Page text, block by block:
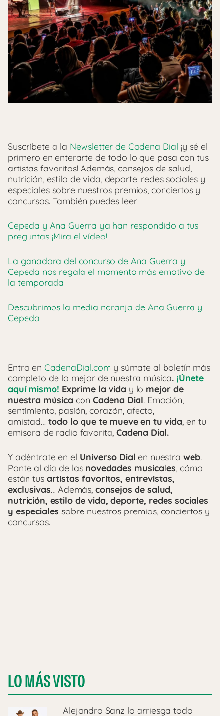
Suscríbete a la Newsletter de Cadena Dial ¡y sé el
primero en enterarte de todo lo que pasa con tus
artistas favoritos! Además, consejos de salud,
nutrición, estilo de vida, deporte, redes sociales y
especiales sobre nuestros premios, conciertos y
concursos. También puedes leer:
Cepeda y Ana Guerra ya han respondido a tus
preguntas ¡Mira el vídeo!
La ganadora del concurso de Ana Guerra y
Cepeda nos regala el momento más emotivo de
la temporada
Descubrimos la media naranja de Ana Guerra y
Cepeda
Entra en CadenaDial.com y súmate al boletín más
completo de lo mejor de nuestra música. ¡Únete
aquí mismo! Exprime la vida y lo mejor de
nuestra música con Cadena Dial. Emoción,
sentimiento, pasión, corazón, afecto,
amistad… todo lo que te mueve en tu vida, en tu
emisora de radio favorita, Cadena Dial.
Y adéntrate en el Universo Dial en nuestra web.
Ponte al día de las novedades musicales, cómo
están tus artistas favoritos, entrevistas,
exclusivas… Además, consejos de salud,
nutrición, estilo de vida, deporte, redes sociales
y especiales sobre nuestros premios, conciertos y
concursos.
LO MÁS VISTO
Alejandro Sanz lo arriesga todo